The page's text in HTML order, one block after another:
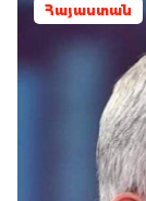
Հայաստան